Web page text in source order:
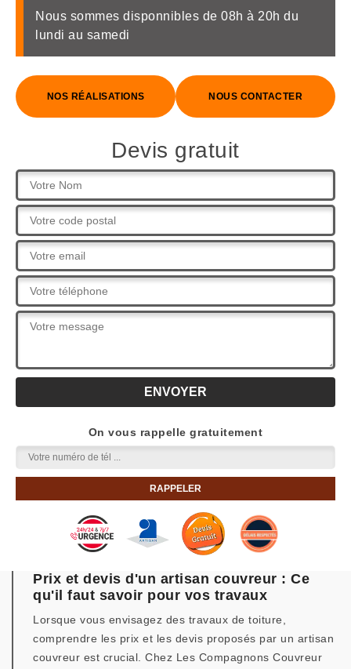
Nous sommes disponnibles de 08h à 20h du
lundi au samedi
NOS RÉALISATIONS NOUS CONTACTER
Devis gratuit
On vous rappelle gratuitement
Prix et devis d'un artisan couvreur : Ce
qu'il faut savoir pour vos travaux
Lorsque vous envisagez des travaux de toiture,
comprendre les prix et les devis proposés par un artisan
couvreur est crucial. Chez Les Compagnons Couvreur